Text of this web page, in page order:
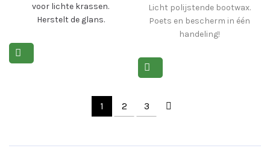
Lees meer >
voor lichte krassen.
Herstelt de glans.
Licht polijstende bootwax.
Poets en bescherm in één
handeling!
1 2 3